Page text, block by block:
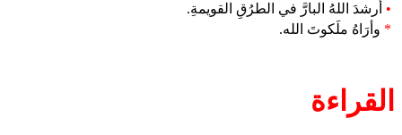
• أرشدَ اللهُ البارَّ في الطرُقِ القويمةِ.
* وأرَاهُ ملَكوتَ الله.
القراءة